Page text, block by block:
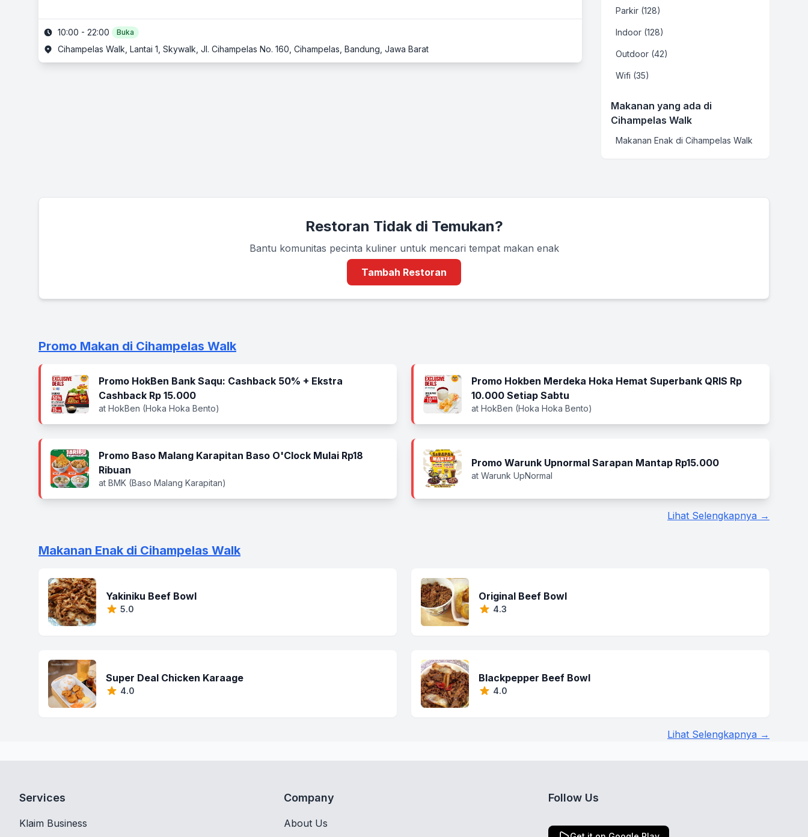
10:00 - 22:00 Buka
Cihampelas Walk, Lantai 1, Skywalk, Jl. Cihampelas No. 160, Cihampelas, Bandung, Jawa Barat
Parkir (128)
Indoor (128)
Outdoor (42)
Wifi (35)
Makanan yang ada di
Cihampelas Walk
Makanan Enak di Cihampelas Walk
Restoran Tidak di Temukan?
Bantu komunitas pecinta kuliner untuk mencari tempat makan enak
Tambah Restoran
Promo Makan di Cihampelas Walk
Promo HokBen Bank Saqu: Cashback 50% + Ekstra
Cashback Rp 15.000
at HokBen (Hoka Hoka Bento)
Promo Hokben Merdeka Hoka Hemat Superbank QRIS Rp
10.000 Setiap Sabtu
at HokBen (Hoka Hoka Bento)
Promo Baso Malang Karapitan Baso O'Clock Mulai Rp18
Ribuan
at BMK (Baso Malang Karapitan)
Promo Warunk Upnormal Sarapan Mantap Rp15.000
at Warunk UpNormal
Lihat Selengkapnya →
Makanan Enak di Cihampelas Walk
Yakiniku Beef Bowl
5.0
Original Beef Bowl
4.3
Super Deal Chicken Karaage
4.0
Blackpepper Beef Bowl
4.0
Lihat Selengkapnya →
Services
Klaim Business
Company
About Us
Follow Us